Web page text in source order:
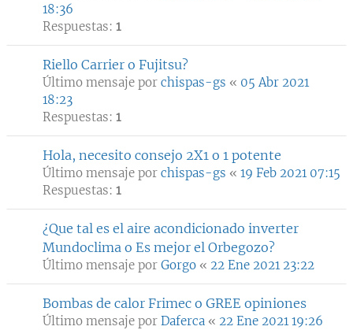
18:36
Respuestas: 1
Riello Carrier o Fujitsu?
Último mensaje por chispas-gs « 05 Abr 2021
18:23
Respuestas: 1
Hola, necesito consejo 2X1 o 1 potente
Último mensaje por chispas-gs « 19 Feb 2021 07:15
Respuestas: 1
¿Que tal es el aire acondicionado inverter
Mundoclima o Es mejor el Orbegozo?
Último mensaje por Gorgo « 22 Ene 2021 23:22
Bombas de calor Frimec o GREE opiniones
Último mensaje por Daferca « 22 Ene 2021 19:26